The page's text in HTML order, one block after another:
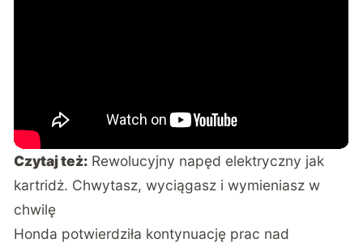
Czytaj też: Rewolucyjny napęd elektryczny jak
kartridż. Chwytasz, wyciągasz i wymieniasz w
chwilę
Honda potwierdziła kontynuację prac nad